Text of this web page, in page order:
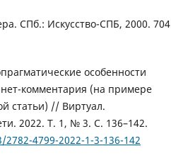
СПб.: Искусство-СПБ, 2000. 704
особенности
комментария (на примере
статьи) // Виртуал.
2022. Т. 1, № 3. С. 136–142.
4799-2022-1-3-136-142